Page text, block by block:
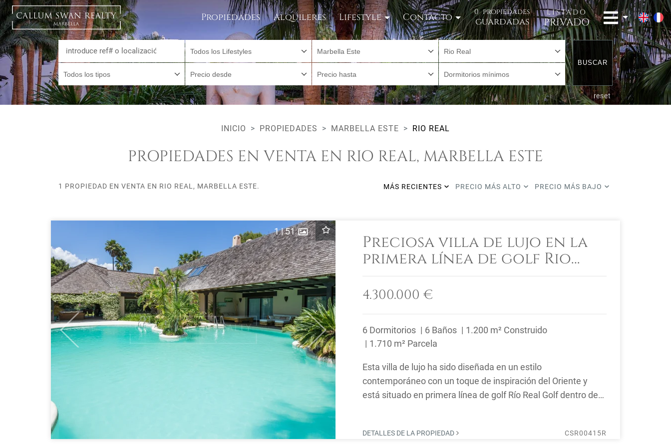
Propiedades Alquileres Lifestyle Contacto 0 propiedades
guardadas
LISTADO
PRIVADO
Todos los Lifestyles Marbella Este Rio Real
Todos los tipos Precio desde Precio hasta Dormitorios mínimos
BUSCAR
reset
INICIO PROPIEDADES MARBELLA ESTE RIO REAL
PROPIEDADES EN VENTA EN RIO REAL, MARBELLA ESTE
1 PROPIEDAD EN VENTA EN RIO REAL, MARBELLA ESTE. MÁS RECIENTES PRECIO MÁS ALTO PRECIO MÁS BAJO
Previous Next
1|51
Preciosa villa de lujo en la
primera línea de golf Rio
Real
4.300.000 €
6 Dormitorios 6 Baños
1.200 m² Construido
1.710 m² Parcela
Esta villa de lujo ha sido diseñada en un estilo
contemporáneo con un toque de inspiración del Oriente y
está situado en primera línea de golf Río Real Golf dentro de
DETALLES DE LA PROPIEDAD CSR00415R